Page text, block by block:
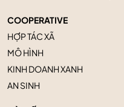
COOPERATIVE
HỢP TÁC XÃ
MÔ HÌNH
KINH DOANH XANH
AN SINH